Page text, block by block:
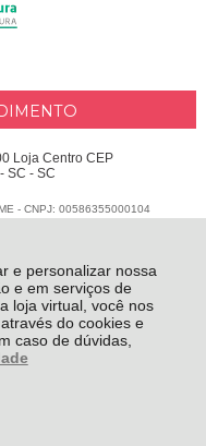
e personalizar nossa
e em serviços de
loja virtual, você nos
do cookies e
caso de dúvidas,
Loja Centro CEP
SC - SC
- CNPJ: 00586355000104